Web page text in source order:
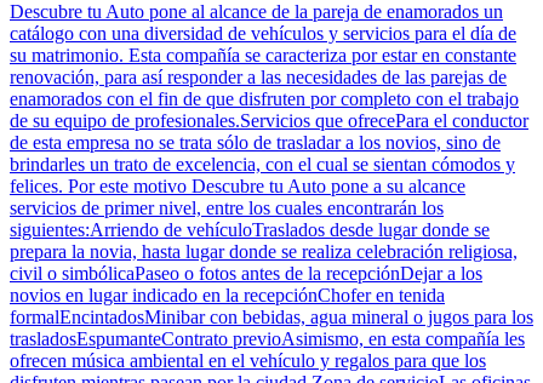
Descubre tu Auto pone al alcance de la pareja de enamorados un
catálogo con una diversidad de vehículos y servicios para el día de
su matrimonio. Esta compañía se caracteriza por estar en constante
renovación, para así responder a las necesidades de las parejas de
enamorados con el fin de que disfruten por completo con el trabajo
de su equipo de profesionales.Servicios que ofrecePara el conductor
de esta empresa no se trata sólo de trasladar a los novios, sino de
brindarles un trato de excelencia, con el cual se sientan cómodos y
felices. Por este motivo Descubre tu Auto pone a su alcance
servicios de primer nivel, entre los cuales encontrarán los
siguientes:Arriendo de vehículoTraslados desde lugar donde se
prepara la novia, hasta lugar donde se realiza celebración religiosa,
civil o simbólicaPaseo o fotos antes de la recepciónDejar a los
novios en lugar indicado en la recepciónChofer en tenida
formalEncintadosMinibar con bebidas, agua mineral o jugos para los
trasladosEspumanteContrato previoAsimismo, en esta compañía les
ofrecen música ambiental en el vehículo y regalos para que los